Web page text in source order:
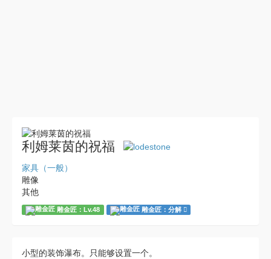
利姆莱茵的祝福
家具（一般）
雕像
其他
雕金匠：Lv.48 雕金匠：分解
小型的装饰瀑布。只能够设置一个。